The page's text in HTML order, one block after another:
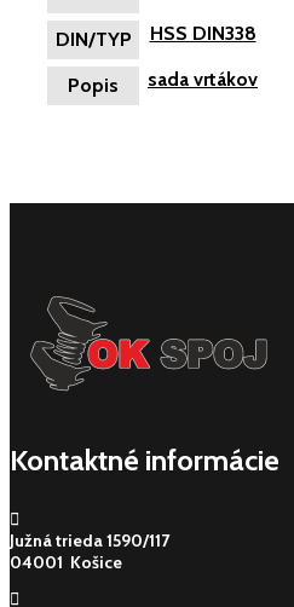
DIN/TYP
HSS DIN338
Popis sada vrtákov
Kontaktné informácie
Južná trieda 1590/117
04001 Košice